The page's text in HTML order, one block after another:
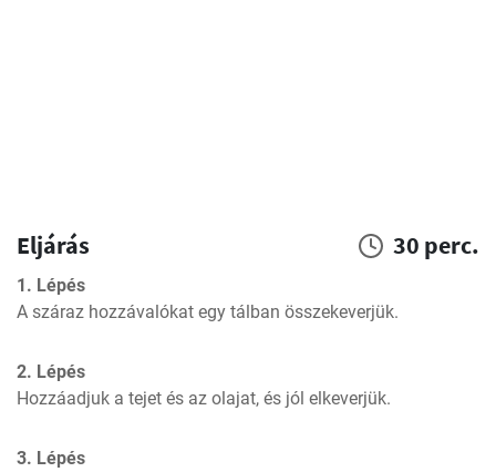
Eljárás 30 perc.
1. Lépés
A száraz hozzávalókat egy tálban összekeverjük.
2. Lépés
Hozzáadjuk a tejet és az olajat, és jól elkeverjük.
3. Lépés